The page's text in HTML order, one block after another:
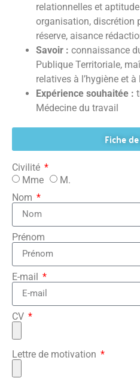
relationnelles et aptitude
organisation, discrétion
réserve, aisance
Savoir : connaissance
Publique Territoriale,
relatives à l’hygiène et à
Expérience souhaitée :
Médecine du travail
Fiche
Civilité
Mme
M.
Nom
Prénom
E-mail
CV
Lettre de motivation